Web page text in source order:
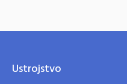
Ustrojstvo